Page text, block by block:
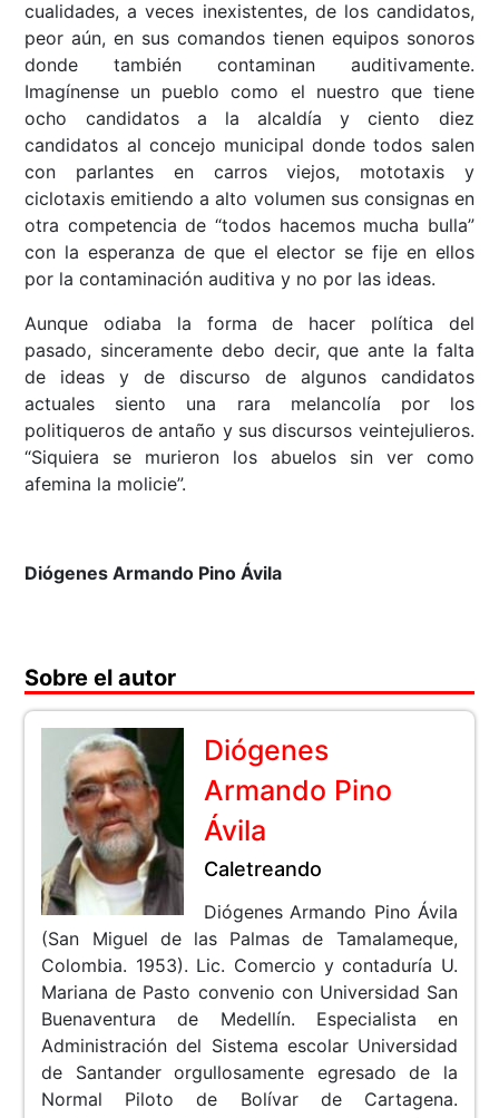
cualidades, a veces inexistentes, de los candidatos,
peor aún, en sus comandos tienen equipos sonoros
donde también contaminan auditivamente.
Imagínense un pueblo como el nuestro que tiene
ocho candidatos a la alcaldía y ciento diez
candidatos al concejo municipal donde todos salen
con parlantes en carros viejos, mototaxis y
ciclotaxis emitiendo a alto volumen sus consignas en
otra competencia de “todos hacemos mucha bulla”
con la esperanza de que el elector se fije en ellos
por la contaminación auditiva y no por las ideas.
Aunque odiaba la forma de hacer política del
pasado, sinceramente debo decir, que ante la falta
de ideas y de discurso de algunos candidatos
actuales siento una rara melancolía por los
politiqueros de antaño y sus discursos veintejulieros.
“Siquiera se murieron los abuelos sin ver como
afemina la molicie”.
Diógenes Armando Pino Ávila
Sobre el autor
Diógenes
Armando Pino
Ávila
Caletreando
Diógenes Armando Pino Ávila
(San Miguel de las Palmas de Tamalameque,
Colombia. 1953). Lic. Comercio y contaduría U.
Mariana de Pasto convenio con Universidad San
Buenaventura de Medellín. Especialista en
Administración del Sistema escolar Universidad
de Santander orgullosamente egresado de la
Normal Piloto de Bolívar de Cartagena.